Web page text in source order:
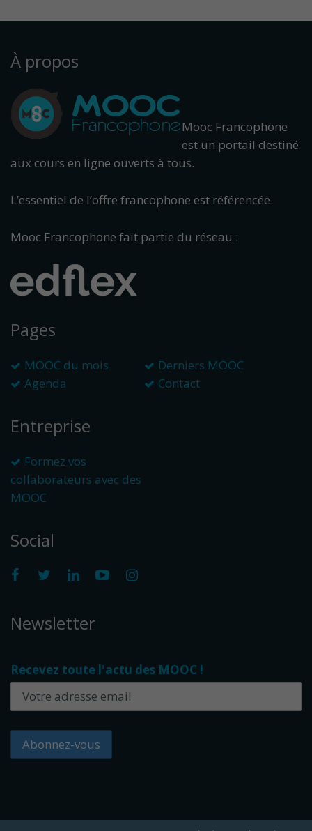
À propos
Mooc Francophone
est un portail destiné
aux cours en ligne ouverts à tous.
L’essentiel de l’offre francophone est référencée.
Mooc Francophone fait partie du réseau :
Pages
MOOC du mois
Derniers MOOC
Agenda
Contact
Entreprise
Formez vos
collaborateurs avec des
MOOC
Social
Newsletter
Recevez toute l'actu des MOOC !